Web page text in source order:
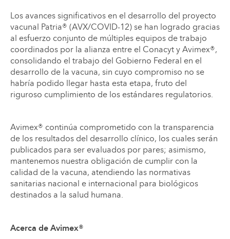
Los avances significativos en el desarrollo del proyecto
vacunal Patria® (AVX/COVID-12) se han logrado gracias
al esfuerzo conjunto de múltiples equipos de trabajo
coordinados por la alianza entre el Conacyt y Avimex®,
consolidando el trabajo del Gobierno Federal en el
desarrollo de la vacuna, sin cuyo compromiso no se
habría podido llegar hasta esta etapa, fruto del
riguroso cumplimiento de los estándares regulatorios.
Avimex® continúa comprometido con la transparencia
de los resultados del desarrollo clínico, los cuales serán
publicados para ser evaluados por pares; asimismo,
mantenemos nuestra obligación de cumplir con la
calidad de la vacuna, atendiendo las normativas
sanitarias nacional e internacional para biológicos
destinados a la salud humana.
Acerca de Avimex®